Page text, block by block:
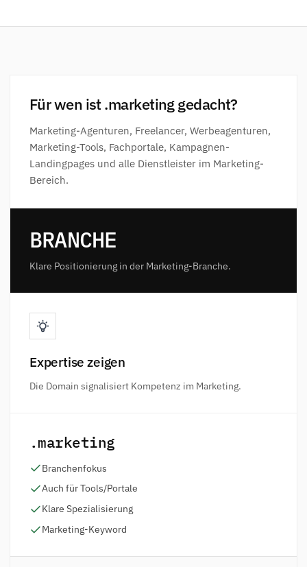
Für wen ist .marketing gedacht?
Marketing-Agenturen, Freelancer, Werbeagenturen,
Marketing-Tools, Fachportale, Kampagnen-
Landingpages und alle Dienstleister im Marketing-
Bereich.
BRANCHE
Klare Positionierung in der Marketing-Branche.
Expertise zeigen
Die Domain signalisiert Kompetenz im Marketing.
.marketing
Branchenfokus
Auch für Tools/Portale
Klare Spezialisierung
Marketing-Keyword